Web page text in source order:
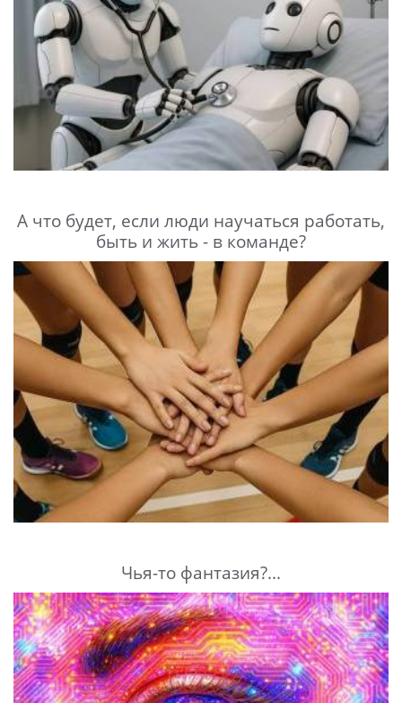
А что будет, если люди научаться работать,
быть и жить - в команде?
Чья-то фантазия?...